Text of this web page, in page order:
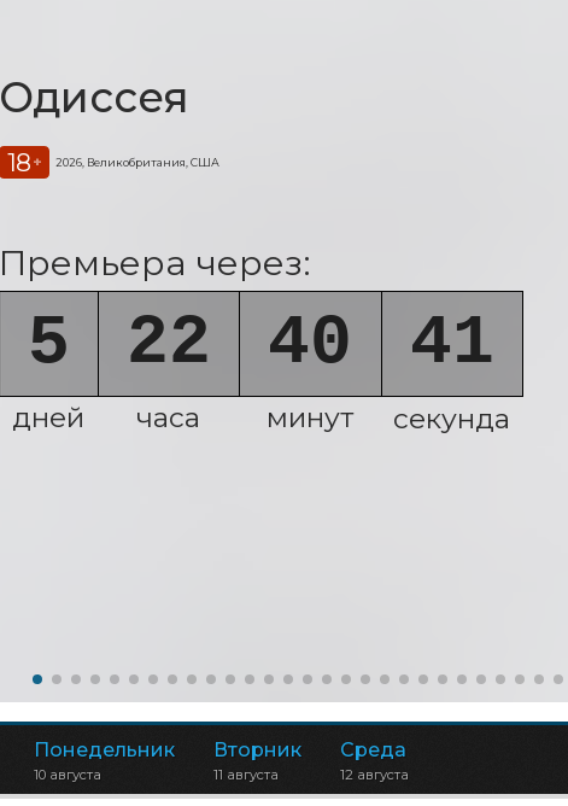
Одиссея
18 + 2026, Великобритания, США
Премьера через:
5
дней
22
часа
40
минут
39
секунд
Понедельник
10 августа
Вторник
11 августа
Среда
12 августа